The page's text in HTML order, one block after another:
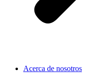
Acerca de nosotros